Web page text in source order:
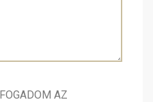
AZ